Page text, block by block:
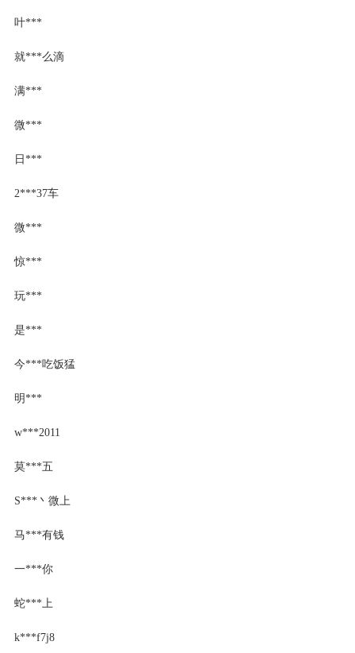
叶***
就***么滴
满***
微***
日***
2***37车
微***
惊***
玩***
是***
今***吃饭猛
明***
w***2011
莫***五
S***丶微上
马***有钱
一***你
蛇***上
k***f7j8